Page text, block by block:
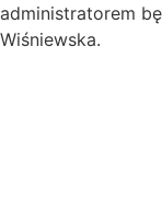
administratorem
Wiśniewska.